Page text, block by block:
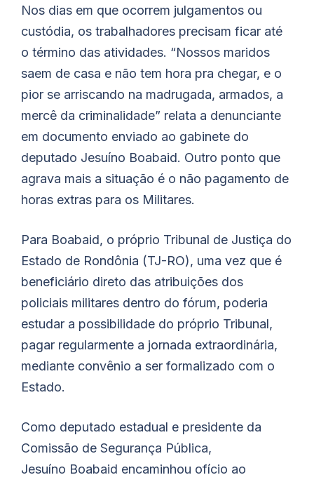
Nos dias em que ocorrem julgamentos ou
custódia, os trabalhadores precisam ficar até
o término das atividades. “Nossos maridos
saem de casa e não tem hora pra chegar, e o
pior se arriscando na madrugada, armados, a
mercê da criminalidade” relata a denunciante
em documento enviado ao gabinete do
deputado Jesuíno Boabaid. Outro ponto que
agrava mais a situação é o não pagamento de
horas extras para os Militares.
Para Boabaid, o próprio Tribunal de Justiça do
Estado de Rondônia (TJ-RO), uma vez que é
beneficiário direto das atribuições dos
policiais militares dentro do fórum, poderia
estudar a possibilidade do próprio Tribunal,
pagar regularmente a jornada extraordinária,
mediante convênio a ser formalizado com o
Estado.
Como deputado estadual e presidente da
Comissão de Segurança Pública,
Jesuíno Boabaid encaminhou ofício ao